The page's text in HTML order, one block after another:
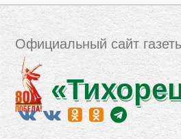
Официальный сайт